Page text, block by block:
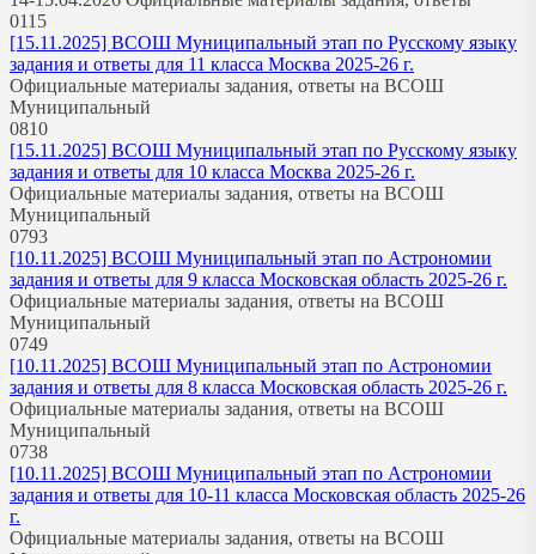
0115
[15.11.2025] ВСОШ Муниципальный этап по Русскому языку
задания и ответы для 11 класса Москва 2025-26 г.
Официальные материалы задания, ответы на ВСОШ
Муниципальный
0810
[15.11.2025] ВСОШ Муниципальный этап по Русскому языку
задания и ответы для 10 класса Москва 2025-26 г.
Официальные материалы задания, ответы на ВСОШ
Муниципальный
0793
[10.11.2025] ВСОШ Муниципальный этап по Астрономии
задания и ответы для 9 класса Московская область 2025-26 г.
Официальные материалы задания, ответы на ВСОШ
Муниципальный
0749
[10.11.2025] ВСОШ Муниципальный этап по Астрономии
задания и ответы для 8 класса Московская область 2025-26 г.
Официальные материалы задания, ответы на ВСОШ
Муниципальный
0738
[10.11.2025] ВСОШ Муниципальный этап по Астрономии
задания и ответы для 10-11 класса Московская область 2025-26
г.
Официальные материалы задания, ответы на ВСОШ